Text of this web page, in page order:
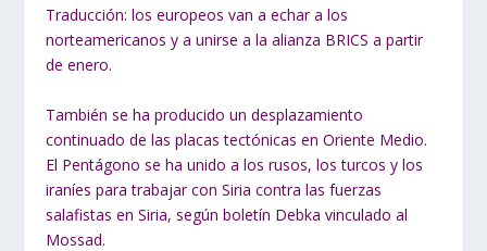
Traducción: los europeos van a echar a los
norteamericanos y a unirse a la alianza BRICS a partir
de enero.
También se ha producido un desplazamiento
continuado de las placas tectónicas en Oriente Medio.
El Pentágono se ha unido a los rusos, los turcos y los
iraníes para trabajar con Siria contra las fuerzas
salafistas en Siria, según boletín Debka vinculado al
Mossad.